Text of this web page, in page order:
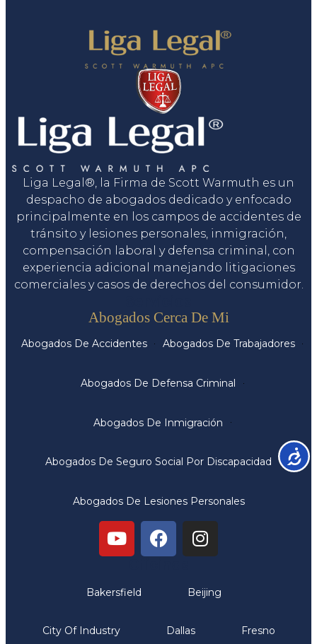
Liga Legal®, la Firma de Scott Warmuth es un
despacho de abogados dedicado y enfocado
principalmente en los campos de accidentes de
tránsito y lesiones personales, inmigración,
compensación laboral y defensa criminal, con
experiencia adicional manejando litigaciones
comerciales y casos de derechos del consumidor.
Abogados Cerca De Mi
Abogados De Accidentes Abogados De Trabajadores
Abogados De Defensa Criminal
Abogados De Inmigración
Abogados De Seguro Social Por Discapacidad
Abogados De Lesiones Personales
Bakersfield Beijing
City Of Industry Dallas Fresno